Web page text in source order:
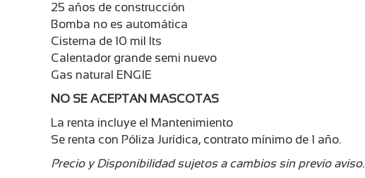
25 años de construcción
Bomba no es automática
Cisterna de 10 mil lts
Calentador grande semi nuevo
Gas natural ENGIE
NO SE ACEPTAN MASCOTAS
La renta incluye el Mantenimiento
Se renta con Póliza Jurídica, contrato mínimo de 1 año.
Precio y Disponibilidad sujetos a cambios sin previo aviso.